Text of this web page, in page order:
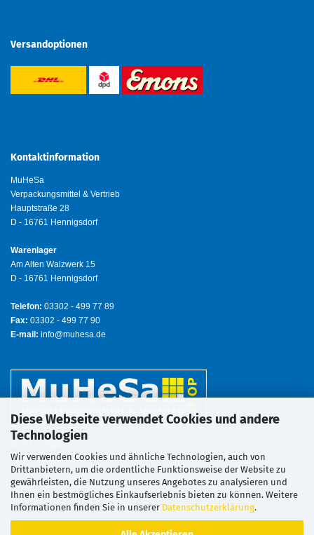
Diese Webseite verwendet Cookies und andere
Technologien
Wir verwenden Cookies und ähnliche Technologien, auch von
Drittanbietern, um die ordentliche Funktionsweise der Website zu
gewährleisten, die Nutzung unseres Angebotes zu analysieren und
Ihnen ein bestmögliches Einkaufserlebnis bieten zu können. Weitere
Informationen finden Sie in unserer Datenschutzerklärung.
Versandoptionen
Kontaktinformation
MuHeSa
Verpackungsmittel & Vertrieb
Hauptstraße 28
D - 16761 Hennigsdorf
Warenlager
Am Alten Walzwerk 15
D - 16761 Hennigsdorf
Telefon: 03302 - 499 77 89
Fax: 03302 - 499 77 90
E-mail: info@muhesa.de
© 2011 -2024
MuHeSa Verpackungsmittel & Vertrieb